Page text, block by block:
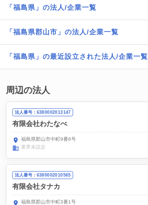
「福島県」の法人/企業一覧
「福島県郡山市」の法人/企業一覧
「福島県」の最近設立された法人/企業一覧
周辺の法人
法人番号：6380002013147
有限会社わたなべ
福島県郡山市中町9番6号
業界未設定
法人番号：6380002010565
有限会社タナカ
福島県郡山市中町3番1号